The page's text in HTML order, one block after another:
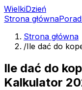
WielkiDzień
Strona główna
Strona główna
/Ile dać do
Ile dać do
Kalkulator